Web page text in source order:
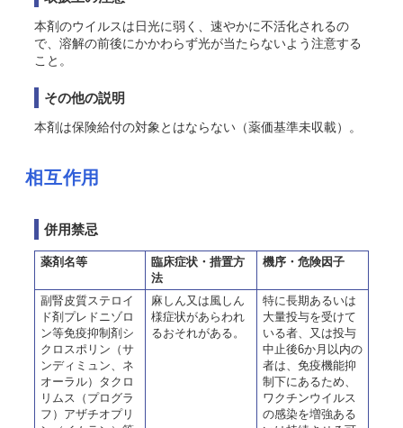
本剤のウイルスは日光に弱く、速やかに不活化されるの
で、溶解の前後にかかわらず光が当たらないよう注意する
こと。
その他の説明
本剤は保険給付の対象とはならない（薬価基準未収載）。
相互作用
併用禁忌
薬剤名等
臨床症状・措置方
法
機序・危険因子
副腎皮質ステロイ
ド剤プレドニゾロ
ン等免疫抑制剤シ
クロスポリン（サ
ンディミュン、ネ
オーラル）タクロ
リムス（プログラ
フ）アザチオプリ
麻しん又は風しん
様症状があらわれ
るおそれがある。
特に長期あるいは
大量投与を受けて
いる者、又は投与
中止後6か月以内の
者は、免疫機能抑
制下にあるため、
ワクチンウイルス
の感染を増強ある